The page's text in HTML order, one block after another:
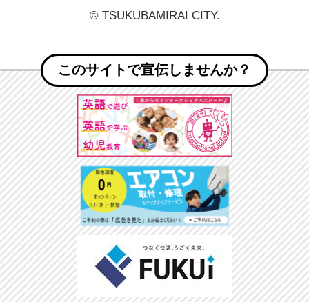
© TSUKUBAMIRAI CITY.
このサイトで宣伝しませんか？